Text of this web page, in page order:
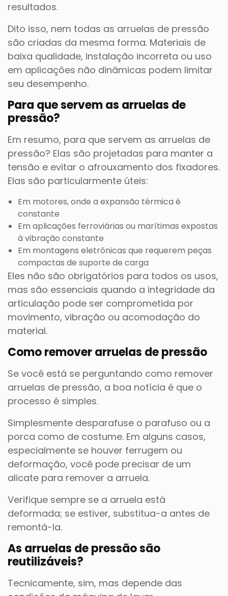
resultados.
Dito isso, nem todas as arruelas de pressão
são criadas da mesma forma. Materiais de
baixa qualidade, instalação incorreta ou uso
em aplicações não dinâmicas podem limitar
seu desempenho.
Para que servem as arruelas de
pressão?
Em resumo, para que servem as arruelas de
pressão? Elas são projetadas para manter a
tensão e evitar o afrouxamento dos fixadores.
Elas são particularmente úteis:
Em motores, onde a expansão térmica é
constante
Em aplicações ferroviárias ou marítimas expostas
à vibração constante
Em montagens eletrônicas que requerem peças
compactas de suporte de carga
Eles não são obrigatórios para todos os usos,
mas são essenciais quando a integridade da
articulação pode ser comprometida por
movimento, vibração ou acomodação do
material.
Como remover arruelas de pressão
Se você está se perguntando como remover
arruelas de pressão, a boa notícia é que o
processo é simples.
Simplesmente desparafuse o parafuso ou a
porca como de costume. Em alguns casos,
especialmente se houver ferrugem ou
deformação, você pode precisar de um
alicate para remover a arruela.
Verifique sempre se a arruela está
deformada; se estiver, substitua-a antes de
remontá-la.
As arruelas de pressão são
reutilizáveis?
Tecnicamente, sim, mas depende das